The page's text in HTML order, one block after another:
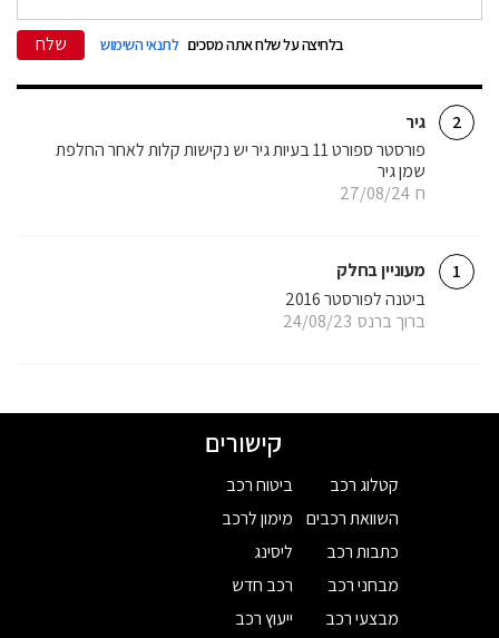
בלחיצה על שלח אתה מסכים לתנאי השימוש שלח
2 גיר
ח 27/08/24
פורסטר ספורט 11 בעיות גיר יש נקישות קלות לאחר החלפת
שמן גיר
1 מעוניין בחלק
ברוך ברנס 24/08/23
ביטנה לפורסטר 2016
קישורים
קטלוג רכב
השוואת רכבים
כתבות רכב
מבחני רכב
מבצעי רכב
ביטוח רכב
מימון לרכב
ליסינג
רכב חדש
ייעוץ רכב